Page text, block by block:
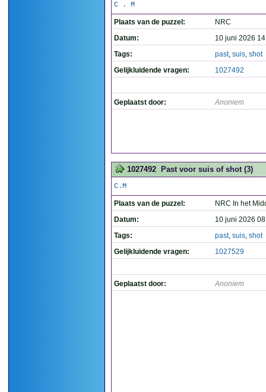
C . M
Plaats van de puzzel:
NRC
Datum:
10 juni 2026
Tags:
past, suis, shot
Gelijkluidende vragen:
1027492
Geplaatst door: Anoniem
1027492 Past voor suis of shot (3)
C.M
Plaats van de puzzel:
NRC In het
Datum:
10 juni 2026
Tags:
past, suis, shot
Gelijkluidende vragen:
1027529
Geplaatst door: Anoniem